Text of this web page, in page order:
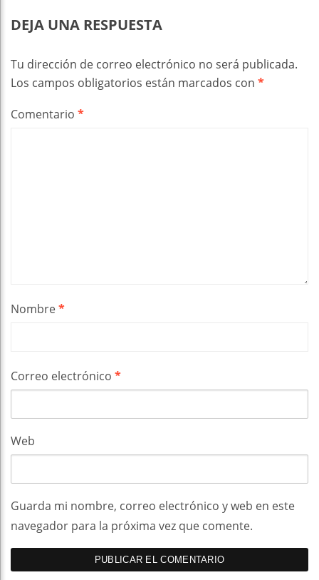
DEJA UNA RESPUESTA
Tu dirección de correo electrónico no será publicada.
Los campos obligatorios están marcados con *
Comentario *
Nombre*
Correo electrónico *
Web
Guarda mi nombre, correo electrónico y web en este
navegador para la próxima vez que comente.